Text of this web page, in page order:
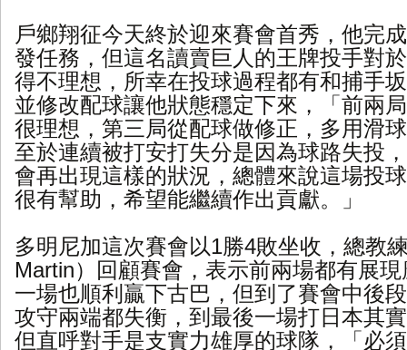
戶鄉翔征今天終於迎來賽會首秀，他完
發任務，但這名讀賣巨人的王牌投手對
得不理想，所幸在投球過程都有和捕手
並修改配球讓他狀態穩定下來，「前兩
很理想，第三局從配球做修正，多用滑
至於連續被打安打失分是因為球路失投
會再出現這樣的狀況，總體來說這場投
很有幫助，希望能繼續作出貢獻。」
多明尼加這次賽會以1勝4敗坐收，總教
Martin）回顧賽會，表示前兩場都有展
一場也順利贏下古巴，但到了賽會中後
攻守兩端都失衡，到最後一場打日本其
但直呼對手是支實力雄厚的球隊，「必